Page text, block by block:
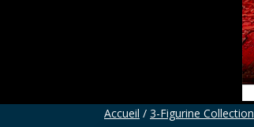
Accueil / 3-Figurine Collection